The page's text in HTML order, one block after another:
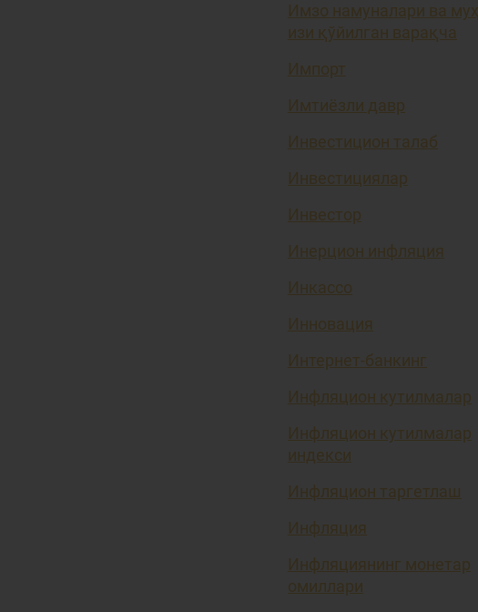
Имзо намуналари ва
изи қўйилган варақча
Импорт
Имтиёзли давр
Инвестицион талаб
Инвестициялар
Инвестор
Инерцион инфляция
Инкассо
Инновация
Интернет-банкинг
Инфляцион кутилмалар
Инфляцион кутилмалар
индекси
Инфляцион таргетлаш
Инфляция
Инфляциянинг монетар
омиллари